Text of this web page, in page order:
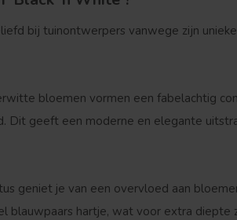
bij tuinontwerpers vanwege zijn
bloemen vormen een fabelachtig
Dit geeft een moderne en elegante
geniet je van een overvloed aan
blauwpaars hartje, wat voor extra diepte